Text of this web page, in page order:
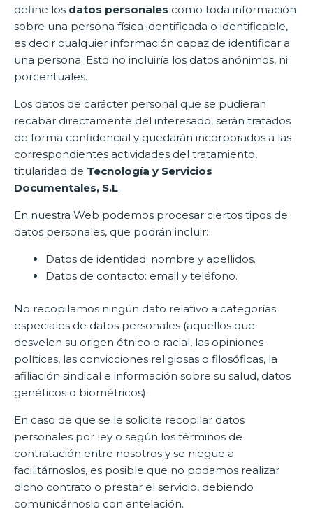
define los datos personales como toda información
sobre una persona física identificada o identificable,
es decir cualquier información capaz de identificar a
una persona. Esto no incluiría los datos anónimos, ni
porcentuales.
Los datos de carácter personal que se pudieran
recabar directamente del interesado, serán tratados
de forma confidencial y quedarán incorporados a las
correspondientes actividades del tratamiento,
titularidad de Tecnología y Servicios
Documentales, S.L.
En nuestra Web podemos procesar ciertos tipos de
datos personales, que podrán incluir:
Datos de identidad: nombre y apellidos.
Datos de contacto: email y teléfono.
No recopilamos ningún dato relativo a categorías
especiales de datos personales (aquellos que
desvelen su origen étnico o racial, las opiniones
políticas, las convicciones religiosas o filosóficas, la
afiliación sindical e información sobre su salud, datos
genéticos o biométricos).
En caso de que se le solicite recopilar datos
personales por ley o según los términos de
contratación entre nosotros y se niegue a
facilitárnoslos, es posible que no podamos realizar
dicho contrato o prestar el servicio, debiendo
comunicárnoslo con antelación.